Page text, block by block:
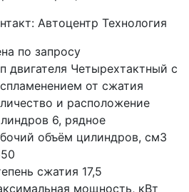
Автоцентр Технология
по запросу
двигателя Четырехтактный с
от сжатия
и расположение
6, рядное
объём цилиндров, см3
сжатия 17,5
мощность, кВт